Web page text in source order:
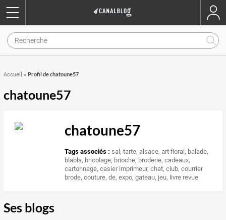
Accueil » Profil de chatoune57
chatoune57
chatoune57
Tags associés : sal,tarte,alsace,art floral, balade,
blabla, bricolage, brioche, broderie,cadeaux,
cartonnage,casier imprimeur,chat,club,courrier
brode,couture,de,expo,gateau, jeu, livre revue
Ses blogs